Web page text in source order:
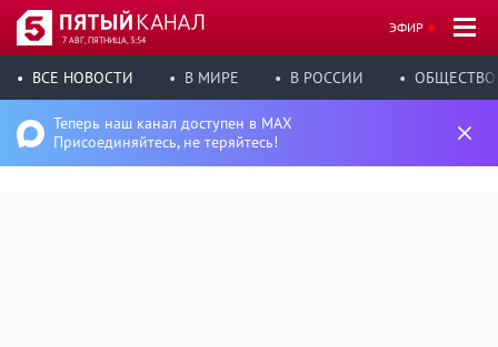
7 АВГ, ПЯТНИЦА, 3:54
ЭФИР
ВСЕ НОВОСТИ В МИРЕ В РОССИИ ОБЩЕСТВО
Теперь наш канал доступен в MAX
Присоединяйтесь, не теряйтесь!